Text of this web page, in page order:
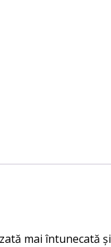
mai întunecată